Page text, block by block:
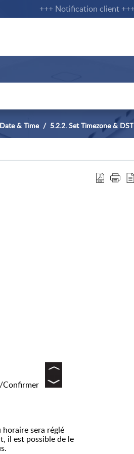
+++ Notification client +++
& Time 5.2.2. Set Timezone & DST
sera réglé
il est possible de le